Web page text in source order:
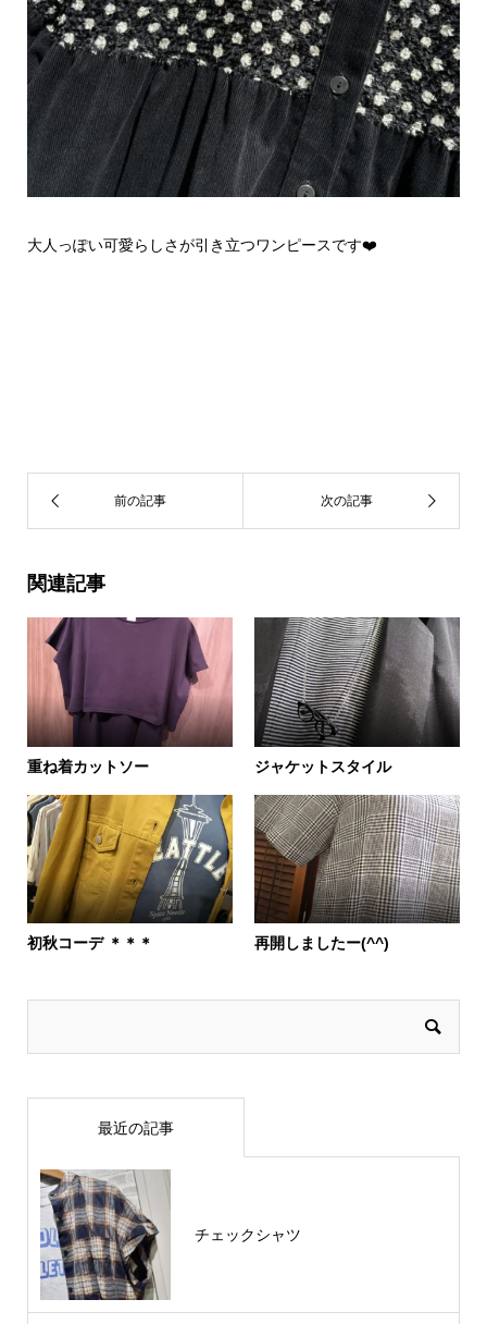
大人っぽい可愛らしさが引き立つワンピースです❤️
関連記事
重ね着カットソー ジャケットスタイル
初秋コーデ ＊＊＊ 再開しましたー(^^)
最近の記事
チェックシャツ